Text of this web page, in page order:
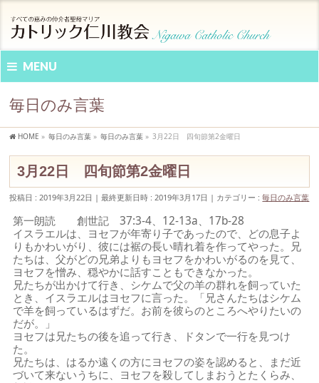
MENU
毎日のみ言葉
HOME » 毎日のみ言葉 » 毎日のみ言葉 » 3月22日 四旬節第2金曜日
3月22日 四旬節第2金曜日
投稿日 : 2019年3月22日 最終更新日時 : 2019年3月17日 カテゴリー :毎日のみ言葉
第一朗読 創世記 37:3-4、12-13a、17b-28
イスラエルは、ヨセフが年寄り子であったので、どの息子よ
りもかわいがり、彼には裾の長い晴れ着を作ってやった。兄
たちは、父がどの兄弟よりもヨセフをかわいがるのを見て、
ヨセフを憎み、穏やかに話すこともできなかった。
兄たちが出かけて行き、シケムで父の羊の群れを飼っていた
とき、イスラエルはヨセフに言った。「兄さんたちはシケム
で羊を飼っているはずだ。お前を彼らのところへやりたいの
だが。」
ヨセフは兄たちの後を追って行き、ドタンで一行を見つけ
た。
兄たちは、はるか遠くの方にヨセフの姿を認めると、まだ近
づいて来ないうちに、ヨセフを殺してしまおうとたくらみ、